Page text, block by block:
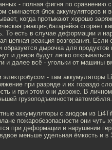
- полная фигня по сравнению
сминается блок аккумуляторов
когда протыкают хорошо
реакция,батарейка сгорает
То есть в случае деформации и
цепная реакция возгорания.
дырочка для
и двери будут легко
и далее всё - угольки от машины
- там аккумуляторы
при разряде и их гораздо
и при этом они дороже. В
грузоподъемности
аккумуляторы с анодом из
пожаробезопасности они чуть
при деформации и нарушении
меньше удельная ёмкость и в